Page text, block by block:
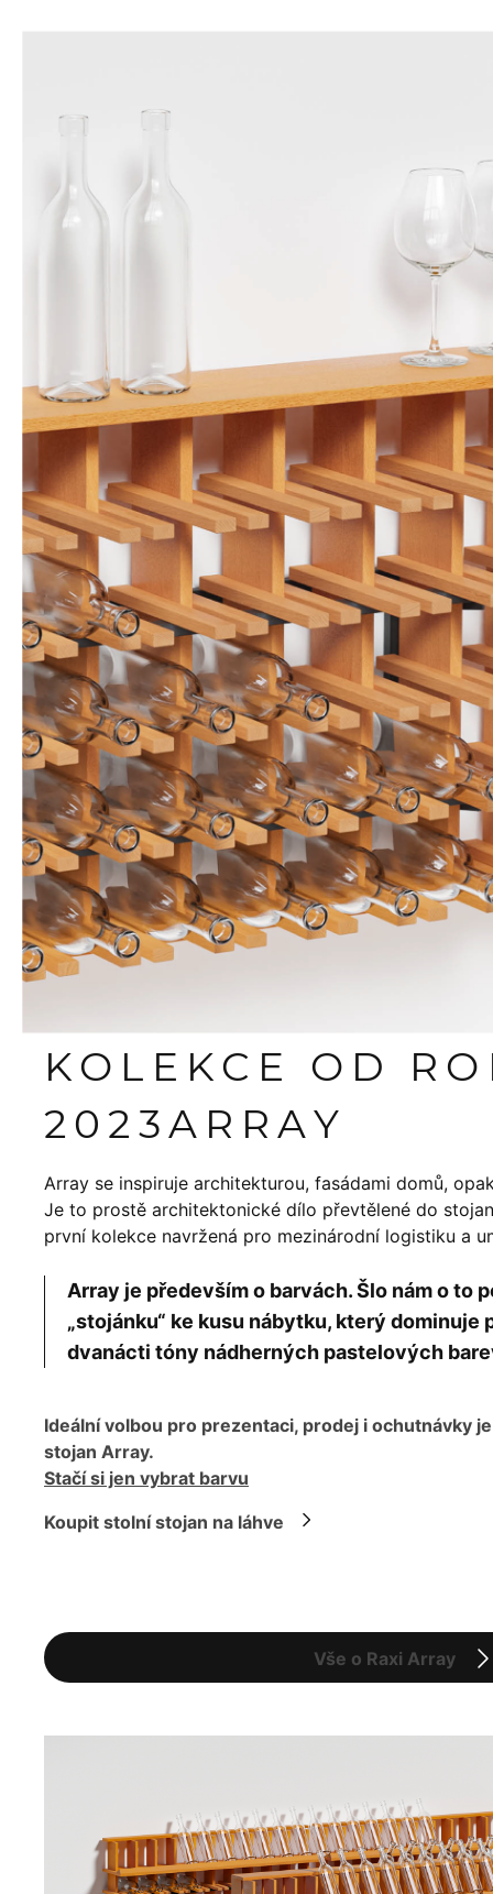
KOLEKCE OD
2023ARRAY
Array se inspiruje architekturou, fasádami domů,
Je to prostě architektonické dílo převtělené do
první kolekce navržená pro mezinárodní logistiku a
Array je především o barvách. Šlo nám o to
„stojánku“ ke kusu nábytku, který dominuje
dvanácti tóny nádherných pastelových
Vše o Raxi Array
Ideální volbou pro prezentaci, prodej i ochutnávky
stojan Array.
Stačí si jen vybrat barvu
Koupit stolní stojan na láhve